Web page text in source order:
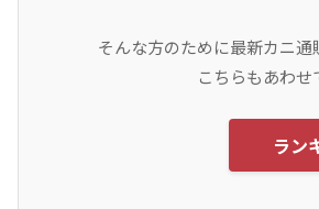
そんな方のために最新カニ通
こちらもあわせ
ラン